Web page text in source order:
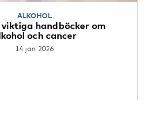
ALKOHOL
viktiga handböcker om
och cancer
14 jan 2026